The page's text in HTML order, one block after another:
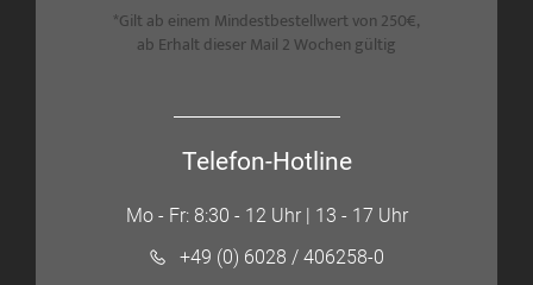
*Gilt ab einem Mindestbestellwert von 250€,
ab Erhalt dieser Mail 2 Wochen gültig
Telefon-Hotline
Mo - Fr: 8:30 - 12 Uhr | 13 - 17 Uhr
+49 (0) 6028 / 406258-0